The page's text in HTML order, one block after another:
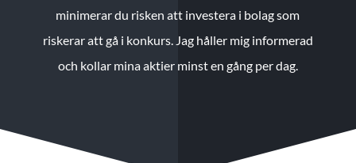
minimerar du risken att investera i bolag som
riskerar att gå i konkurs. Jag håller mig informerad
och kollar mina aktier minst en gång per dag.